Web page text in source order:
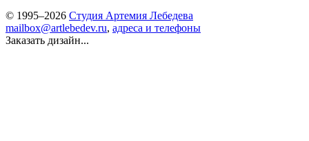
© 1995–2026 Студия Артемия Лебедева
mailbox@artlebedev.ru, адреса и телефоны
Заказать дизайн...